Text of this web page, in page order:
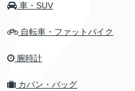
車・SUV
自転車・ファットバイク
腕時計
カバン・バッグ